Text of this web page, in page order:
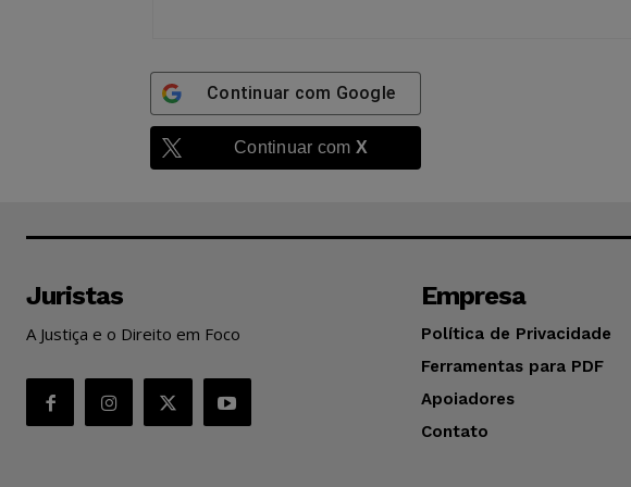
Continuar com Google
Continuar com X
Juristas
A Justiça e o Direito em Foco
Empresa
Política de Privacidade
Ferramentas para PDF
Apoiadores
Contato